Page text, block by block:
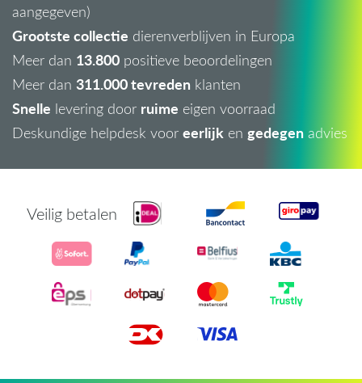
aangegeven)
Grootste collectie dierenverblijven in Europa
Meer dan 13.800 positieve beoordelingen
Meer dan 311.000 tevreden klanten
Snelle levering door ruime eigen voorraad
Deskundige helpdesk voor eerlijk en gedegen advies
Veilig betalen